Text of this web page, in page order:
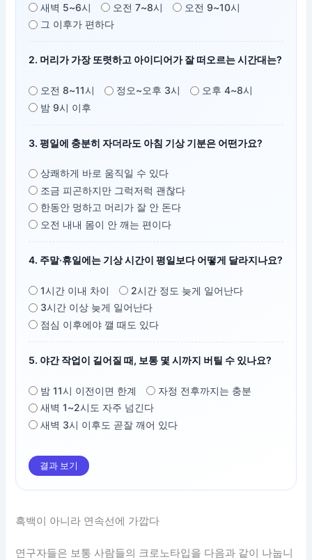
새벽 5~6시 오전 7~8시
오전 9~10시
그 이후가 편하다
2. 머리가 가장 또렷하고 아이디어가 잘 떠오르는 시간대는?
오전 8~11시 정오~오후 3시
오후 4~8시
밤 9시 이후
3. 평일에 충분히 자더라도 아침 기상 기분은 어떤가요?
상쾌하게 바로 움직일 수 있다
조금 피곤하지만 그럭저럭 괜찮다
한동안 멍하고 머리가 잘 안 돈다
오전 내내 몸이 안 깨는 편이다
4. 주말·휴일에는 기상 시간이 평일보다 어떻게 달라지나요?
1시간 이내 차이
2시간 정도 늦게 일어난다
3시간 이상 늦게 일어난다
점심 이후에야 깰 때도 있다
5. 야간 작업이 길어질 때, 보통 몇 시까지 버틸 수 있나요?
밤 11시 이전이면 한계
자정 전후까지는 충분
새벽 1~2시도 자주 넘긴다
새벽 3시 이후도 곧잘 깨어 있다
결과 보기
흑백이 아니라 연속선에 가깝다
연구자들은 보통 사람들의 크로노타입을 다음과 같이 나눕니